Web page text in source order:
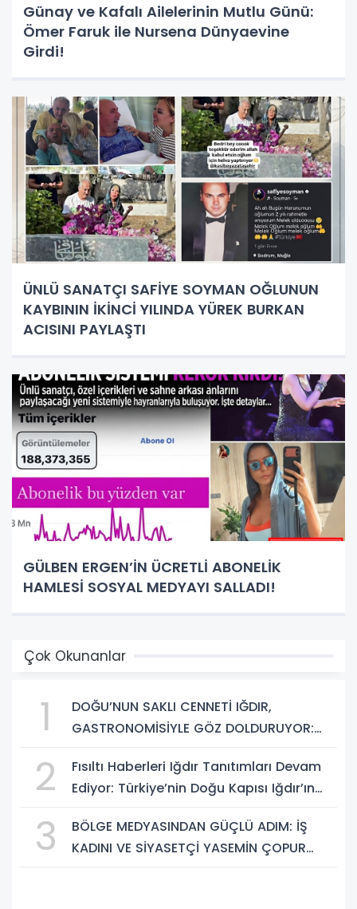
Günay ve Kafalı Ailelerinin Mutlu Günü:
Ömer Faruk ile Nursena Dünyaevine
Girdi!
ÜNLÜ SANATÇI SAFİYE SOYMAN OĞLUNUN
KAYBININ İKİNCİ YILINDA YÜREK BURKAN
ACISINI PAYLAŞTI
GÜLBEN ERGEN’İN ÜCRETLİ ABONELİK
HAMLESİ SOSYAL MEDYAYI SALLADI!
Çok Okunanlar
1
DOĞU’NUN SAKLI CENNETİ IĞDIR,
GASTRONOMİSİYLE GÖZ DOLDURUYOR:
BULUŞMA NOKTASI
2
Fısıltı Haberleri Iğdır Tanıtımları Devam
Ediyor: Türkiye’nin Doğu Kapısı Iğdır’ın
3
BÖLGE MEDYASINDAN GÜÇLÜ ADIM: İŞ
KADINI VE SİYASETÇİ YASEMİN ÇOPUR